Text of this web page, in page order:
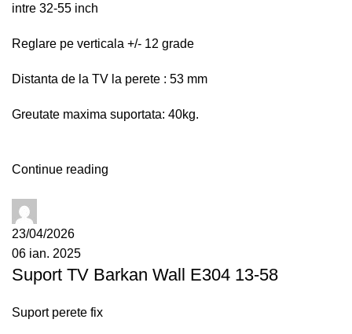
intre 32-55 inch
Reglare pe verticala +/- 12 grade
Distanta de la TV la perete : 53 mm
Greutate maxima suportata: 40kg.
Continue reading
23/04/2026
06 ian. 2025
Suport TV Barkan Wall E304 13-58
Suport perete fix